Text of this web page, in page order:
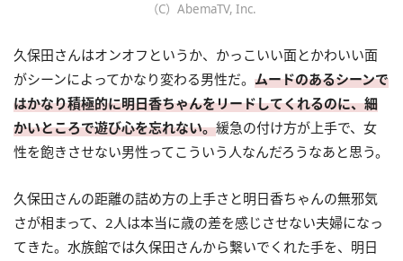
（C）AbemaTV, Inc.
久保田さんはオンオフというか、かっこいい面とかわいい面
がシーンによってかなり変わる男性だ。 ムードのあるシーンで
はかなり積極的に明日香ちゃんをリードしてくれるのに、細
かいところで遊び心を忘れない。緩急の付け方が上手で、女
性を飽きさせない男性ってこういう人なんだろうなあと思う。
久保田さんの距離の詰め方の上手さと明日香ちゃんの無邪気
さが相まって、2人は本当に歳の差を感じさせない夫婦になっ
てきた。水族館では久保田さんから繋いでくれた手を、明日